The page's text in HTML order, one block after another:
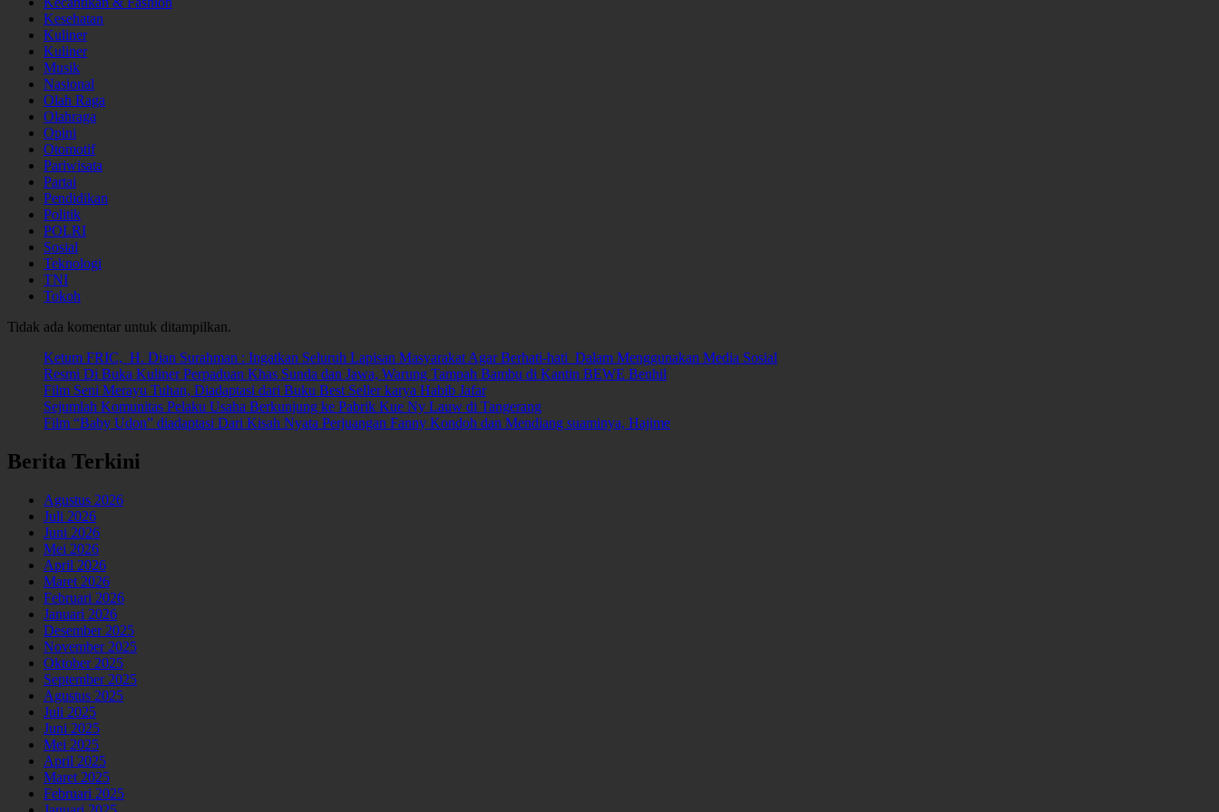
Kesehatan
Kuliner
Kuliner
Musik
Nasional
Olah Raga
Olahraga
Opini
Otomotif
Pariwisata
Partai
Pendidikan
Politik
POLRI
Sosial
Teknologi
TNI
Tokoh
Tidak ada komentar untuk ditampilkan.
Ketum FRIC, H. Dian Surahman : Ingatkan Seluruh Lapisan Masyarakat Agar Berhati-hati Dalam Menggunakan Media Sosial
Resmi Di Buka Kuliner Perpaduan Khas Sunda dan Jawa, Warung Tampah Bambu di Kantin BEWE Benhil
Film Seni Merayu Tuhan, Diadaptasi dari Buku Best Seller karya Habib Jafar
Sejumlah Komunitas Pelaku Usaha Berkunjung ke Pabrik Kue Ny Lauw di Tangerang
Film “Baby Udon” diadaptasi Dari Kisah Nyata Perjuangan Fanny Kondoh dan Mendiang suaminya, Hajime
Berita Terkini
Agustus 2026
Juli 2026
Juni 2026
Mei 2026
April 2026
Maret 2026
Februari 2026
Januari 2026
Desember 2025
November 2025
Oktober 2025
September 2025
Agustus 2025
Juli 2025
Juni 2025
Mei 2025
April 2025
Maret 2025
Februari 2025